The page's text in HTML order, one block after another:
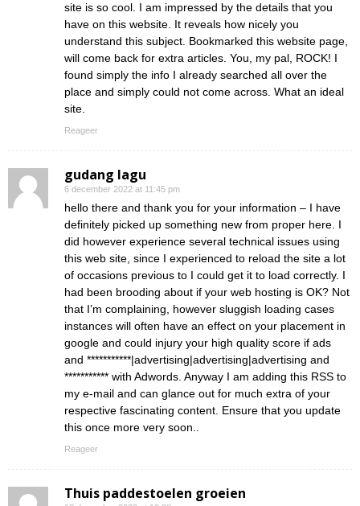
site is so cool. I am impressed by the details that you
have on this website. It reveals how nicely you
understand this subject. Bookmarked this website page,
will come back for extra articles. You, my pal, ROCK! I
found simply the info I already searched all over the
place and simply could not come across. What an ideal
site.
Reageer
gudang lagu
6 december 2022 at 11:45 pm
hello there and thank you for your information – I have
definitely picked up something new from proper here. I
did however experience several technical issues using
this web site, since I experienced to reload the site a lot
of occasions previous to I could get it to load correctly. I
had been brooding about if your web hosting is OK? Not
that I’m complaining, however sluggish loading cases
instances will often have an effect on your placement in
google and could injury your high quality score if ads
and ***********|advertising|advertising|advertising and
*********** with Adwords. Anyway I am adding this RSS to
my e-mail and can glance out for much extra of your
respective fascinating content. Ensure that you update
this once more very soon..
Reageer
Thuis paddestoelen groeien